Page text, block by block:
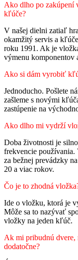
Ako dlho po zakúpení
kľúče?
V našej dielni zatiaľ
okamžitý servis a
roku 1991. Ak je
výmenu komponentov
Ako si dám vyrobiť
Jednoducho. Pošlete
zašleme s novými
zastúpenie na
Ako dlho mi vydrží
Doba životnosti je
frekvencie používania.
za bežnej prevádzky
20 a viac rokov.
Čo je to zhodná
Ide o vložku, ktorá je
Môže sa to nazývať
vložky na jeden kľúč.
Ak mi pribudnú
dodatočne?